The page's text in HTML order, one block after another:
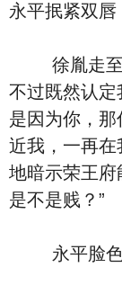
永平抿紧双唇
徐胤走至她
不过既然认
是因为你，
近我，一再
地暗示荣王府
是不是贱？”
永平脸色